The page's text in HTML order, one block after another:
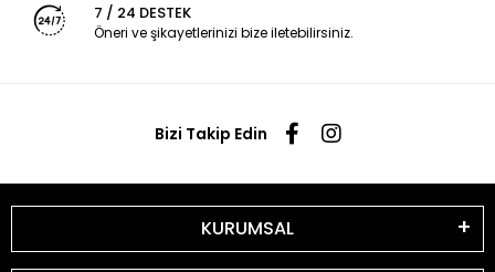
7 / 24 DESTEK
Öneri ve şikayetlerinizi bize iletebilirsiniz.
Bizi Takip Edin
KURUMSAL